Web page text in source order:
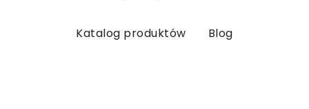
Katalog produktów Blog